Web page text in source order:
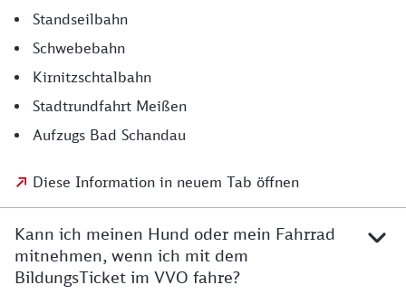
Standseilbahn
Schwebebahn
Kirnitzschtalbahn
Stadtrundfahrt Meißen
Aufzugs Bad Schandau
Diese Information in neuem Tab öffnen
Kann ich meinen Hund oder mein Fahrrad
mitnehmen, wenn ich mit dem
BildungsTicket im VVO fahre?